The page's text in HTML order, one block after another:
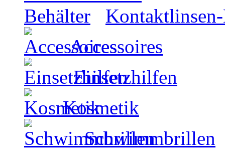
Accessoires
Einsetzhilfen
Kosmetik
Schwimmbrillen